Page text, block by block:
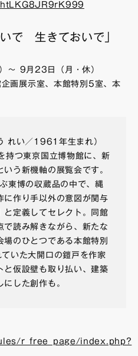
で 生きておいで」
～ 9月23日（月・休）
画展示室、本館特別5室、本
れい／1961年生まれ）
持つ東京国立博物館に、新
う新機軸の展覧会です。
東博の収蔵品の中で、縄
に作り手以外の意図が関与
と定義してセレクト。同館
で読み解きながら、新たな
のひとつである本館特別
いた大開口の鎧戸を作家
と仮設壁も取り払い、建築
した創作も。
r_free_page/index.php?